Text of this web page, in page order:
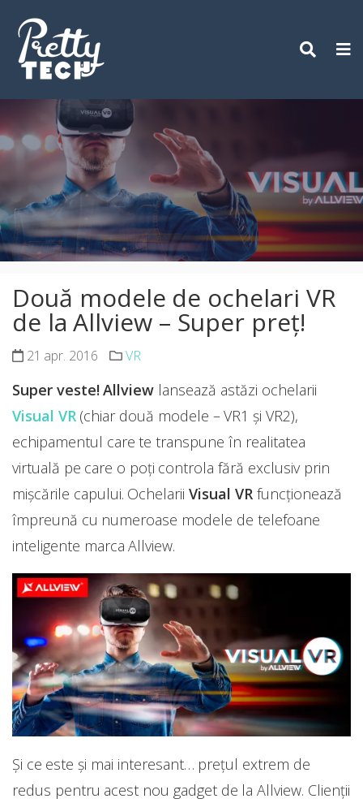
content
Două modele de ochelari VR
de la Allview – Super preț!
21 apr. 2016 VR
Super veste! Allview lansează astăzi ochelarii
Visual VR (chiar două modele – VR1 și VR2),
echipamentul care te transpune în realitatea
virtuală pe care o poți controla fără exclusiv prin
mișcările capului. OchelariiVisual VRfuncționează
împreună cu numeroase modele de telefoane
inteligente marca Allview.
Și ce este și mai interesant… prețul extrem de
redus pentru acest nou gadget de la Allview. Clienții